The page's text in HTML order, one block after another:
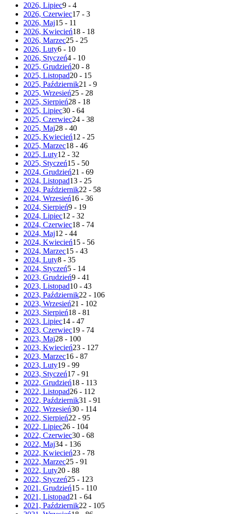
2026, Lipiec9 - 4
2026, Czerwiec17 - 3
2026, Maj15 - 11
2026, Kwiecień18 - 18
2026, Marzec25 - 25
2026, Luty6 - 10
2026, Styczeń4 - 10
2025, Grudzień20 - 8
2025, Listopad20 - 15
2025, Październik21 - 9
2025, Wrzesień25 - 28
2025, Sierpień28 - 18
2025, Lipiec30 - 64
2025, Czerwiec24 - 38
2025, Maj28 - 40
2025, Kwiecień12 - 25
2025, Marzec18 - 46
2025, Luty12 - 32
2025, Styczeń15 - 50
2024, Grudzień21 - 69
2024, Listopad13 - 25
2024, Październik22 - 58
2024, Wrzesień16 - 36
2024, Sierpień9 - 19
2024, Lipiec12 - 32
2024, Czerwiec18 - 74
2024, Maj12 - 44
2024, Kwiecień15 - 56
2024, Marzec15 - 43
2024, Luty8 - 35
2024, Styczeń5 - 14
2023, Grudzień9 - 41
2023, Listopad10 - 43
2023, Październik22 - 106
2023, Wrzesień21 - 102
2023, Sierpień18 - 81
2023, Lipiec14 - 47
2023, Czerwiec19 - 74
2023, Maj28 - 100
2023, Kwiecień23 - 127
2023, Marzec16 - 87
2023, Luty19 - 99
2023, Styczeń17 - 91
2022, Grudzień18 - 113
2022, Listopad26 - 112
2022, Październik31 - 91
2022, Wrzesień30 - 114
2022, Sierpień22 - 95
2022, Lipiec26 - 104
2022, Czerwiec30 - 68
2022, Maj34 - 136
2022, Kwiecień23 - 78
2022, Marzec25 - 91
2022, Luty20 - 88
2022, Styczeń25 - 123
2021, Grudzień15 - 110
2021, Listopad21 - 64
2021, Październik22 - 105